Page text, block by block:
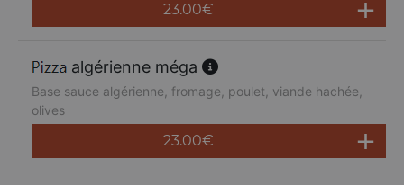
23.00€
algérienne méga
Base sauce algérienne, fromage, poulet, viande hachée,
olives
23.00€